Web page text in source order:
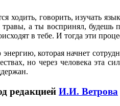
ходить, говорить, изучать
а ты воспринял, будешь
в тебе. И тогда эти
которая начнет
но через человека эта
редакцией И.И. Ветрова